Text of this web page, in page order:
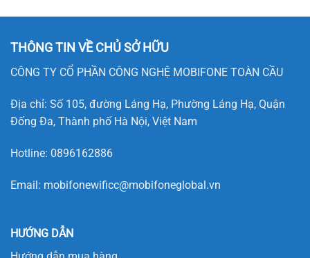
THÔNG TIN VỀ CHỦ SỞ HỮU
CÔNG TY CỔ PHẦN CÔNG NGHỆ MOBIFONE TOÀN CẦU
Địa chỉ: Số 105, đường Láng Hạ, Phường Láng Hạ, Quận
Đống Đa, Thành phố Hà Nội, Việt Nam
Hotline: 0896162886
Email: mobifonewificc@mobifoneglobal.vn
HƯỚNG DẪN